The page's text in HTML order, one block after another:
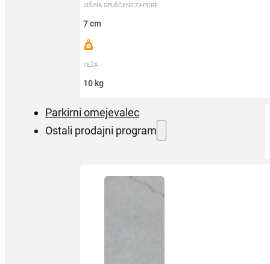
VIŠINA SPUŠČENE ZAPORE
7 cm
TEŽA
10 kg
Parkirni omejevalec
Ostali prodajni program